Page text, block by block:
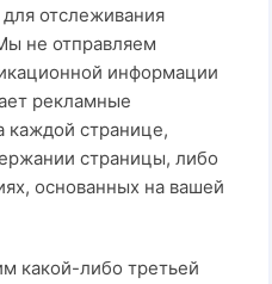
отслеживания
не отправляем
информации
рекламные
каждой странице,
страницы, либо
основанных на вашей
какой-либо третьей